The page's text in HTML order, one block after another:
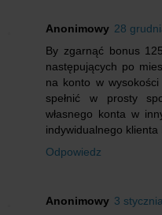
Anonimowy 28
By zgarnąć bonus
następujących po
na konto w
spełnić w prosty
własnego konta w
indywidualnego klienta
Odpowiedz
Anonimowy 3